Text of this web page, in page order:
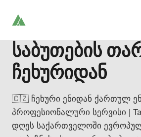
საბუთების
ჩეხურიდან
🇨🇿 ჩეხური ენიდან ქართულ
პროფესიონალური სერვისი |
დღეს საქართველოში